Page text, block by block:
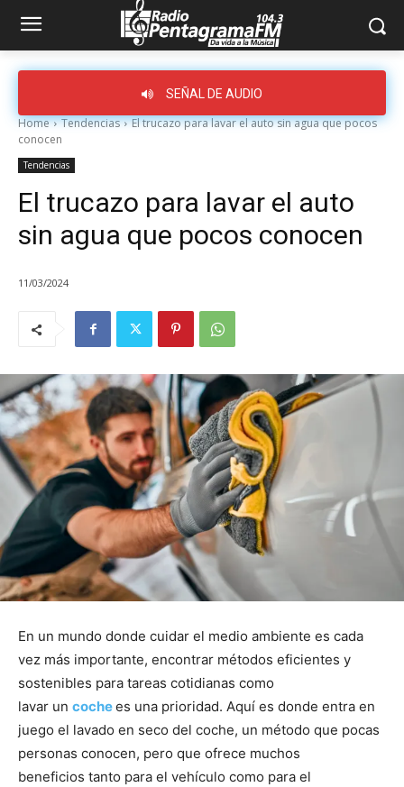
SEÑAL DE AUDIO
Home Tendencias
El trucazo para lavar el auto sin agua que pocos
conocen
Tendencias
El trucazo para lavar el auto
sin agua que pocos conocen
11/03/2024
En un mundo donde cuidar el medio ambiente es cada
vez más importante, encontrar métodos eficientes y
sostenibles para tareas cotidianas como
lavar un cochees una prioridad. Aquí es donde entra en
juego el lavado en seco del coche, un método que pocas
personas conocen, pero que ofrece muchos
beneficios tanto para el vehículo como para el